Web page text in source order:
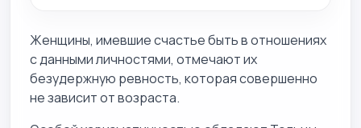
Женщины, имевшие счастье быть в отношениях
с данными личностями, отмечают их
безудержную ревность, которая совершенно
не зависит от возраста.